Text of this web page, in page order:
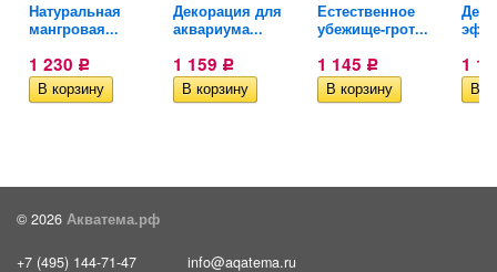
Натуральная
мангровая...
1 230 Р
Декорация для
аквариума...
1 159 Р
Естественное
убежище-грот...
1 145 Р 1
© 2026 Акватема.рф
+7 (495) 144-71-47 info@aqatema.ru